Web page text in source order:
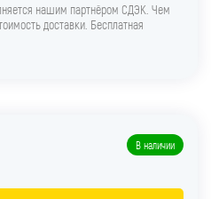
нашим партнёром СДЭК. Чем
доставки. Бесплатная
В наличии